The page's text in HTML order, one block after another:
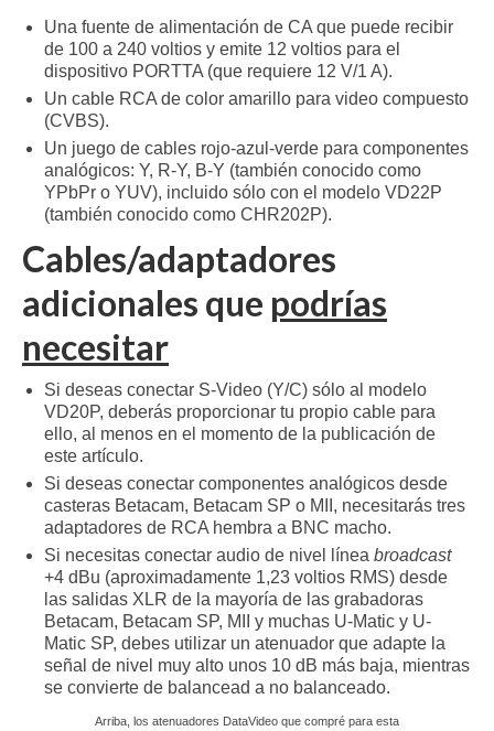
Una fuente de alimentación de CA que puede recibir
de 100 a 240 voltios y emite 12 voltios para el
dispositivo PORTTA (que requiere 12 V/1 A).
Un cable RCA de color amarillo para video compuesto
(CVBS).
Un juego de cables rojo-azul-verde para componentes
analógicos: Y, R-Y, B-Y (también conocido como
YPbPr o YUV), incluido sólo con el modelo VD22P
(también conocido como CHR202P).
Cables/adaptadores
adicionales que podrías
necesitar
Si deseas conectar S-Video (Y/C) sólo al modelo
VD20P, deberás proporcionar tu propio cable para
ello, al menos en el momento de la publicación de
este artículo.
Si deseas conectar componentes analógicos desde
casteras Betacam, Betacam SP o MII, necesitarás tres
adaptadores de RCA hembra a BNC macho.
Si necesitas conectar audio de nivel línea broadcast
+4 dBu (aproximadamente 1,23 voltios RMS) desde
las salidas XLR de la mayoría de las grabadoras
Betacam, Betacam SP, MII y muchas U-Matic y U-
Matic SP, debes utilizar un atenuador que adapte la
señal de nivel muy alto unos 10 dB más baja, mientras
se convierte de balancead a no balanceado.
Arriba, los atenuadores DataVideo que compré para esta